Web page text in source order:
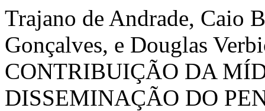
Trajano de Andrade, Caio
Gonçalves, e Douglas
CONTRIBUIÇÃO DA
DISSEMINAÇÃO DO